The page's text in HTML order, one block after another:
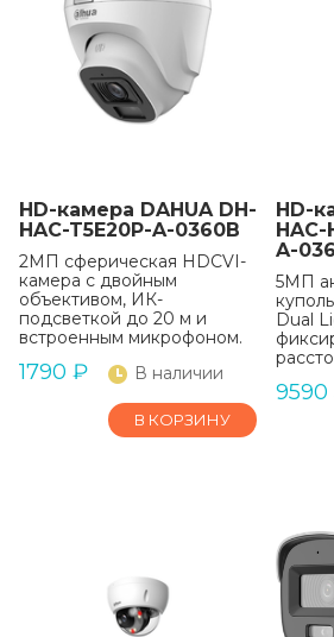
HD-камера DAHUA DH-
HAC-T5E20P-A-0360B
2МП сферическая HDCVI-
камера с двойным
объективом, ИК-
подсветкой до 20 м и
встроенным микрофоном.
1790 ₽ В наличии
В КОРЗИНУ
HD-
HAC-
A-
5МП
Dual
9590